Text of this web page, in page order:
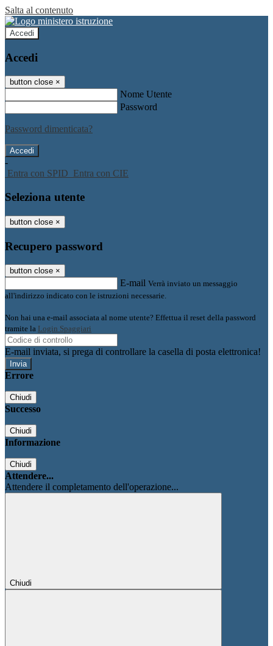
Salta al contenuto
Accedi
Accedi
button close ×
Nome Utente
Password
Password dimenticata?
-
Entra con SPID Entra con CIE
Seleziona utente
button close ×
Recupero password
button close ×
E-mail Verrà inviato un messaggio
all'indirizzo indicato con le istruzioni necessarie.
Non hai una e-mail associata al nome utente? Effettua il reset della password
tramite la Login Spaggiari
E-mail inviata, si prega di controllare la casella di posta elettronica!
Errore
Chiudi
Successo
Chiudi
Informazione
Chiudi
Attendere...
Attendere il completamento dell'operazione...
Chiudi